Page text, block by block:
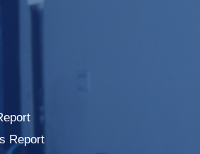
Report